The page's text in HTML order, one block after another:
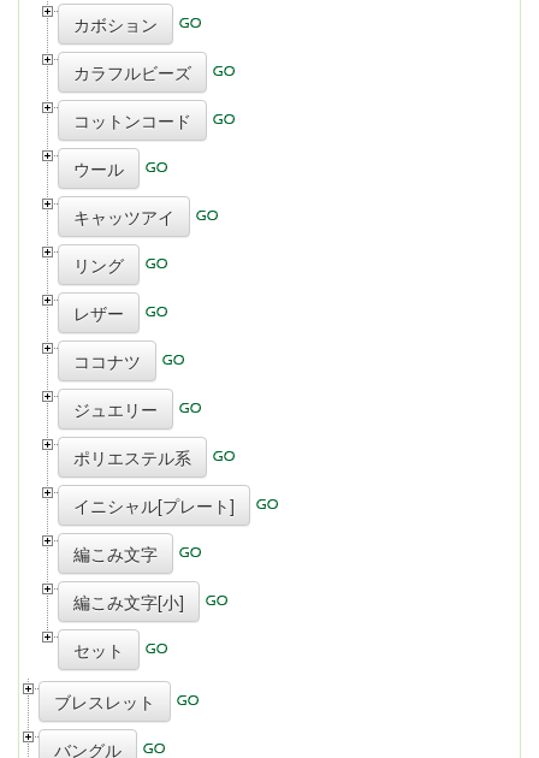
カボション
カラフルビーズ
コットンコード
ウール
キャッツアイ
リング
レザー
ココナツ
ジュエリー
ポリエステル系
イニシャル[プレート]
編こみ文字
編こみ文字[小]
セット
ブレスレット
バングル